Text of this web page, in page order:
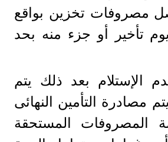
مصروفات تخزين بواقع
تأخير أو جزء منه بحد
الإستلام بعد ذلك يتم
مصادرة التأمين النهائى
المصروفات المستحقة